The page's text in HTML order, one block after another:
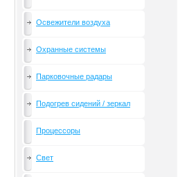
Освежители воздуха
Охранные системы
Парковочные радары
Подогрев сидений / зеркал
Процессоры
Свет